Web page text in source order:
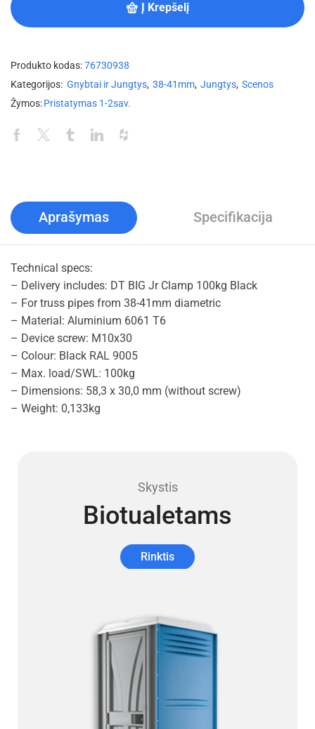
Į Krepšelį
Produkto kodas:76730938
Kategorijos: Gnybtai ir Jungtys, 38-41mm, Jungtys, Scenos
Žymos:Pristatymas 1-2sav.
Aprašymas Specifikacija
Technical specs:
– Delivery includes: DT BIG Jr Clamp 100kg Black
– For truss pipes from 38-41mm diametric
– Material: Aluminium 6061 T6
– Device screw: M10x30
– Colour: Black RAL 9005
– Max. load/SWL: 100kg
– Dimensions: 58,3 x 30,0 mm (without screw)
– Weight: 0,133kg
Skystis
Biotualetams
Rinktis